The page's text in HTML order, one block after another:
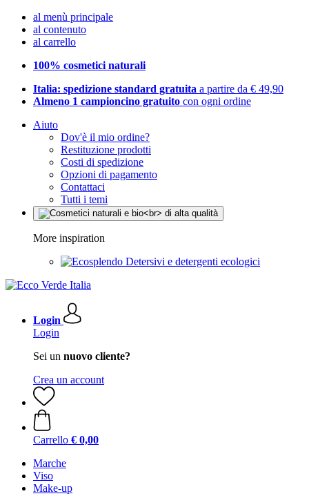
al menù principale
al contenuto
al carrello
100% cosmetici naturali
Italia: spedizione standard gratuita a partire da € 49,90
Almeno 1 campioncino gratuito con ogni ordine
Aiuto
Dov'è il mio ordine?
Restituzione prodotti
Costi di spedizione
Opzioni di pagamento
Contattaci
Tutti i temi
More inspiration
Detersivi e detergenti ecologici
Login
Login
Sei un nuovo cliente?
Crea un account
Carrello € 0,00
Marche
Viso
Make-up